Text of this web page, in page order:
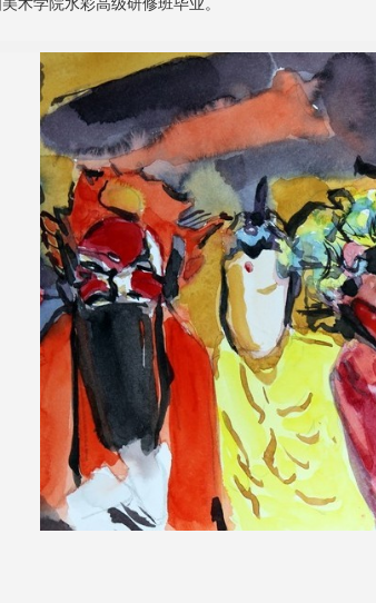
学院水彩高级研修班毕业。